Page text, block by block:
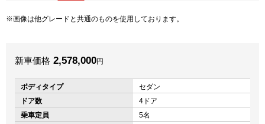
画像は他グレードと共通のものを使用しております。
新車価格 2,578,000円
ボディタイプ
セダン
ドア数
4ドア
乗車定員
5名